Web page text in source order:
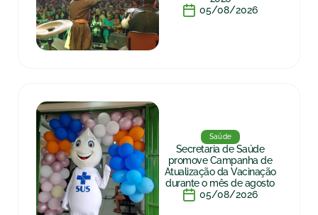
05/08/2026
Saúde
Secretaria de Saúde
promove Campanha de
Atualização da Vacinação
durante o mês de agosto
05/08/2026